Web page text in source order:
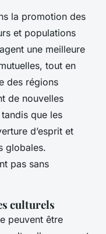
la promotion des
et populations
une meilleure
tout en
des régions
de nouvelles
que les
d’esprit et
globales.
pas sans
culturels
peuvent être